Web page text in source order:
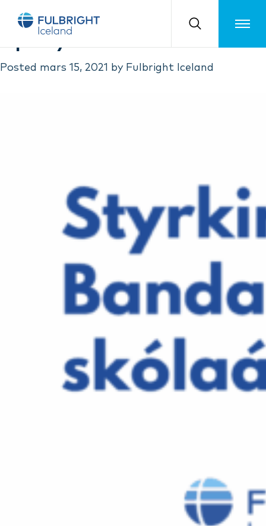
Toggle
Month:mars 2021
Opið fyrir umsóknir!
Posted mars 15, 2021 by Fulbright Iceland